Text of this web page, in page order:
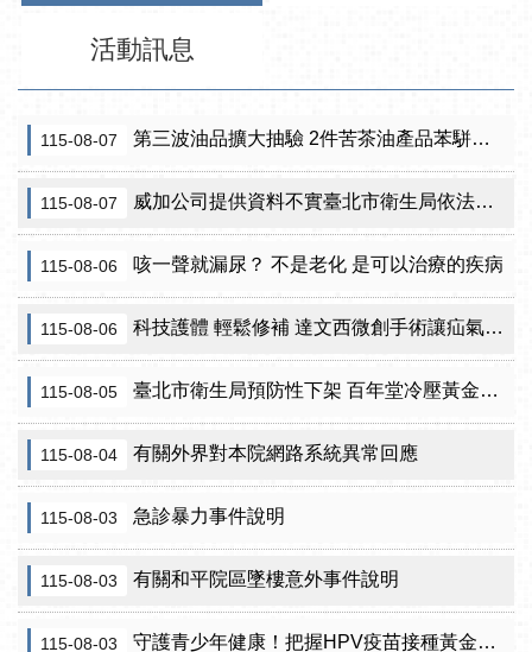
活動訊息
115-08-07 第三波油品擴大抽驗 2件苦茶油產品苯駢芘超標 前已要求預防性下架
115-08-07 威加公司提供資料不實臺北市衛生局依法重罰300萬元 續查苦茶油及原料下游
115-08-06 咳一聲就漏尿？ 不是老化 是可以治療的疾病
115-08-06 科技護體 輕鬆修補 達文西微創手術讓疝氣治療更精準
115-08-05 臺北市衛生局預防性下架 百年堂冷壓黃金苦茶油產品
115-08-04 有關外界對本院網路系統異常回應
115-08-03 急診暴力事件說明
115-08-03 有關和平院區墜樓意外事件說明
115-08-03 守護青少年健康！把握HPV疫苗接種黃金期 臺北市提供校園設站及98家合約院所接種服務